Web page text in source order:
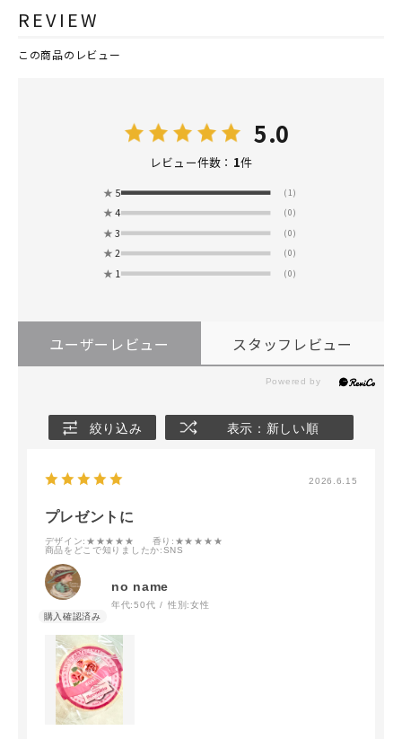
REVIEW
この商品のレビュー
5.0
レビュー件数： 1件
★ 5 (1)
★ 4 (0)
★ 3 (0)
★ 2 (0)
★ 1 (0)
ユーザーレビュー スタッフレビュー
絞り込み 表示：新しい順
2026.6.15
プレゼントに
デザイン:★★★★★ 香り :★★★★★
商品をどこで知りましたか:SNS
no name
年代:50代 性別:女性